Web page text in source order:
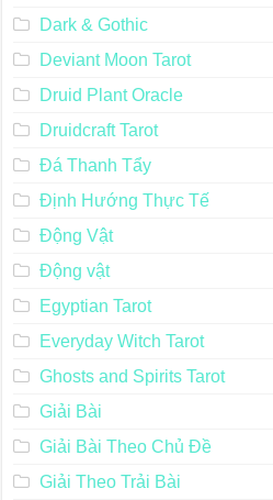
Dark & Gothic
Deviant Moon Tarot
Druid Plant Oracle
Druidcraft Tarot
Đá Thanh Tẩy
Định Hướng Thực Tế
Động Vật
Động vật
Egyptian Tarot
Everyday Witch Tarot
Ghosts and Spirits Tarot
Giải Bài
Giải Bài Theo Chủ Đề
Giải Theo Trải Bài